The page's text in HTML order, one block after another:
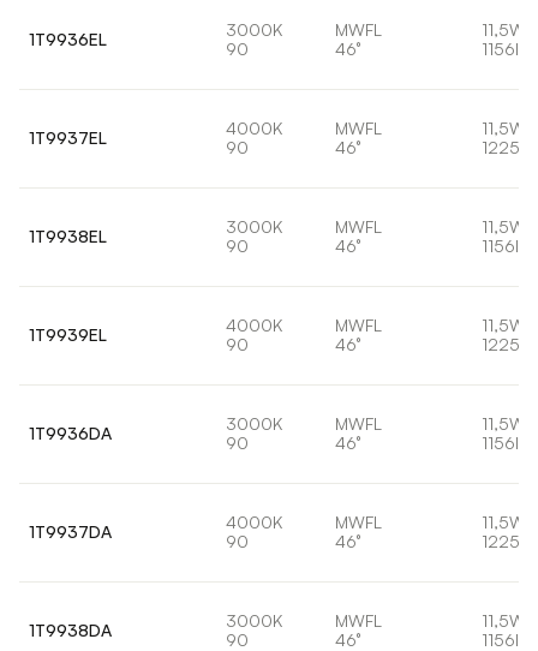
1T9936EL
3000K
90
MWFL
46°
11,5W
1156lm
1T9937EL
4000K
90
MWFL
46°
11,5W
1225lm
1T9938EL
3000K
90
MWFL
46°
11,5W
1156lm
1T9939EL
4000K
90
MWFL
46°
11,5W
1225lm
1T9936DA
3000K
90
MWFL
46°
11,5W
1156lm
1T9937DA
4000K
90
MWFL
46°
11,5W
1225lm
1T9938DA
3000K
90
MWFL
46°
11,5W
1156lm